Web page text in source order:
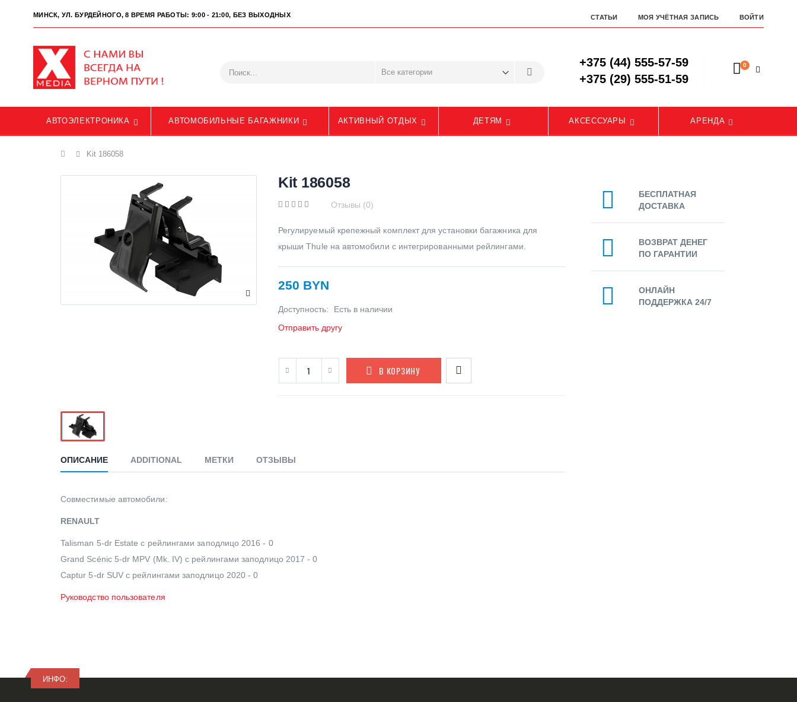
МИНСК, УЛ. БУРДЕЙНОГО, 8 ВРЕМЯ РАБОТЫ: 9:00 - 21:00, БЕЗ ВЫХОДНЫХ СТАТЬИ МОЯ УЧЁТНАЯ ЗАПИСЬ ВОЙТИ
+375 (44) 555-57-59
+375 (29) 555-51-59
0
АВТОЭЛЕКТРОНИКА АВТОМОБИЛЬНЫЕ БАГАЖНИКИ АКТИВНЫЙ ОТДЫХ ДЕТЯМ АКСЕССУАРЫ АРЕНДА
Главная
Kit 186058
Kit 186058
Отзывы (0)
Регулируемый крепежный комплект для установки багажника для
крыши Thule на автомобили с интегрированными рейлингами.
250 BYN
Доступность:
Есть в наличии
Отправить другу
В КОРЗИНУ
ОПИСАНИЕ ADDITIONAL МЕТКИ ОТЗЫВЫ
Совместимые автомобили:
RENAULT
Talisman 5-dr Estate с рейлингами заподлицо 2016 - 0
Grand Scénic 5-dr MPV (Mk. IV) с рейлингами заподлицо 2017 - 0
Captur 5-dr SUV с рейлингами заподлицо 2020 - 0
Руководство пользователя
БЕСПЛАТНАЯ
ДОСТАВКА
ВОЗВРАТ ДЕНЕГ
ПО ГАРАНТИИ
ОНЛАЙН
ПОДДЕРЖКА 24/7
ИНФО: